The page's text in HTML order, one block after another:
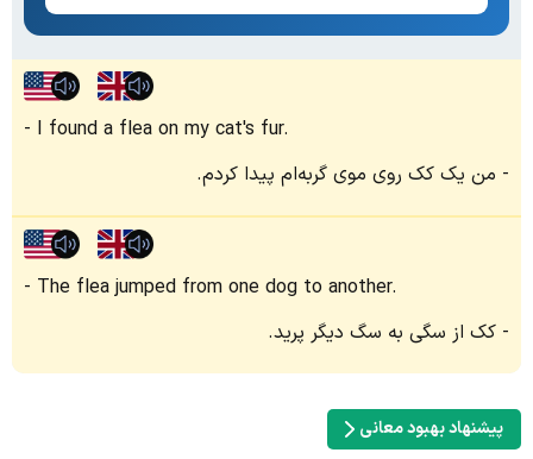
I found a flea on my cat's fur.
من یک کک روی موی گربه‌ام پیدا کردم.
The flea jumped from one dog to another.
کک از سگی به سگ دیگر پرید.
پیشنهاد بهبود معانی